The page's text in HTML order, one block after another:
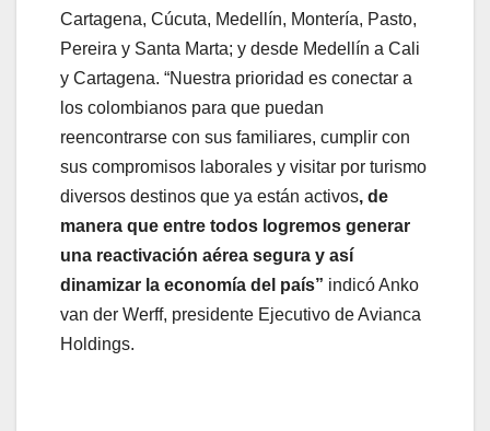
Cartagena, Cúcuta, Medellín, Montería, Pasto,
Pereira y Santa Marta; y desde Medellín a Cali
y Cartagena. “Nuestra prioridad es conectar a
los colombianos para que puedan
reencontrarse con sus familiares, cumplir con
sus compromisos laborales y visitar por turismo
diversos destinos que ya están activos, de
manera que entre todos logremos generar
una reactivación aérea segura y así
dinamizar la economía del país” indicó Anko
van der Werff, presidente Ejecutivo de Avianca
Holdings.